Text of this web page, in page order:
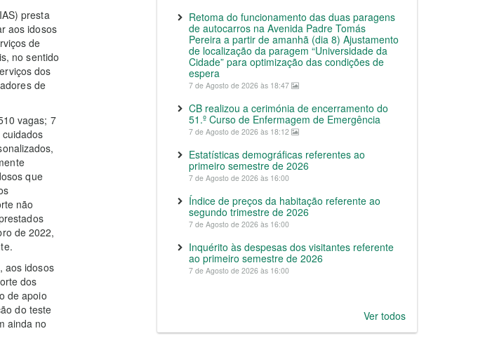
presta
aos idosos
de
no sentido
dos
de
vagas; 7
que
não
de 2022,
aos idosos
dos
de apoio
do teste
ainda no
Retoma do funcionamento das duas paragens
de autocarros na Avenida Padre Tomás
Pereira a partir de amanhã (dia 8) Ajustamento
de localização da paragem “Universidade da
Cidade” para optimização das condições de
espera
7 de Agosto de 2026 às 18:47
CB realizou a cerimónia de encerramento do
51.º Curso de Enfermagem de Emergência
7 de Agosto de 2026 às 18:12
Estatísticas demográficas referentes ao
primeiro semestre de 2026
7 de Agosto de 2026 às 16:00
Índice de preços da habitação referente ao
segundo trimestre de 2026
7 de Agosto de 2026 às 16:00
Inquérito às despesas dos visitantes referente
ao primeiro semestre de 2026
7 de Agosto de 2026 às 16:00
Ver todos